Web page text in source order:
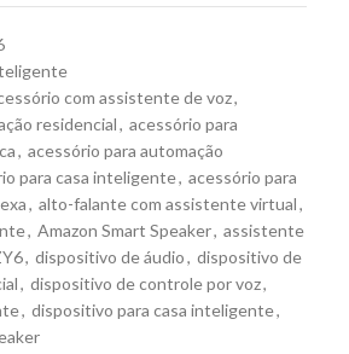
com assistente de voz,
residencial, acessório para
, acessório para automação
para casa inteligente, acessório para
, alto-falante com assistente virtual,
, Amazon Smart Speaker, assistente
, dispositivo de áudio, dispositivo de
, dispositivo de controle por voz,
, dispositivo para casa inteligente,